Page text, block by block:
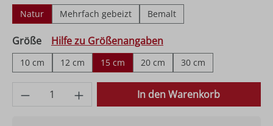
Natur Mehrfach gebeizt Bemalt
Größeauswählen
Hilfe zu Größenangaben
10 cm 12 cm 15 cm 20 cm 30 cm
Produkt Anzahl: Gib den gewünschten
In den Warenkorb